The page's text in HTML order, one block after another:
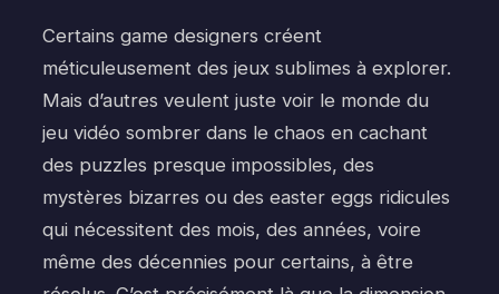
Certains game designers créent
méticuleusement des jeux sublimes à explorer.
Mais d’autres veulent juste voir le monde du
jeu vidéo sombrer dans le chaos en cachant
des puzzles presque impossibles, des
mystères bizarres ou des easter eggs ridicules
qui nécessitent des mois, des années, voire
même des décennies pour certains, à être